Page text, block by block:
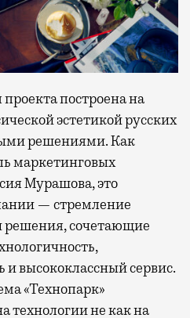
построена на
эстетикой русских
решениями. Как
маркетинговых
Мурашова, это
— стремление
решения, сочетающие
и высококлассный сервис.
«Технопарк»
технологии не как на